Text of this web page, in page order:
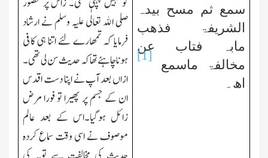
سمع ثم مسح بیدہ
الشریفۃ فذھب
مابہ فتاب عن
مخالفۃ ماسمع
[1]
اھ۔
صلی اﷲ تعالٰی علیہ وسلم نے ارشاد
فرمایا کہ تمھارے لئے اتنا ہی کافی
ہونا چاہئے تھا کہ حدیث سن لی تھی۔
ازاں بعد آپ نے اپنا دست اقدس
ان کے جسم پر پھیرا تو فورا مرض
زائل ہوگیا۔اس کے بعد عالم
موصوف نے اسی وقت سماع کردہ